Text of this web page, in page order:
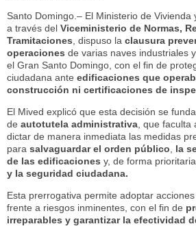
Santo Domingo.– El Ministerio de Vivienda
a través del Viceministerio de Normas,
Tramitaciones , dispuso la clausura
operaciones de varias naves industriales
el Gran Santo Domingo, con el fin de
ciudadana ante edificaciones que
construcción ni certificaciones de
El Mived explicó que esta decisión se
de autotutela administrativa , que
dictar de manera inmediata las medidas
para salvaguardar el orden público
la
de las edificaciones y, de forma prioritaria,
y la seguridad ciudadana.
Esta prerrogativa permite adoptar
frente a riesgos inminentes, con el fin de
irreparables y garantizar la efectividad